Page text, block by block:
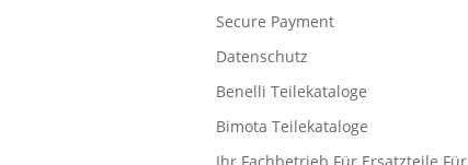
Secure Payment
Datenschutz
Benelli Teilekataloge
Bimota Teilekataloge